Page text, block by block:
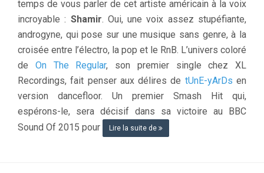
temps de vous parler de cet artiste américain à la voix
incroyable : Shamir. Oui, une voix assez stupéfiante,
androgyne, qui pose sur une musique sans genre, à la
croisée entre l’électro, la pop et le RnB. L’univers coloré
de On The Regular, son premier single chez XL
Recordings, fait penser aux délires de tUnE-yArDs en
version dancefloor. Un premier Smash Hit qui,
espérons-le, sera décisif dans sa victoire au BBC
Sound Of 2015 pour
Lire la suite de